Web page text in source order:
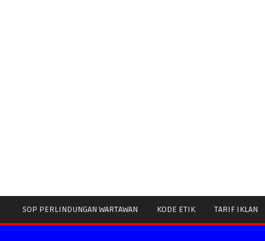
SOP PERLINDUNGAN WARTAWAN KODE ETIK TARIF IKLAN